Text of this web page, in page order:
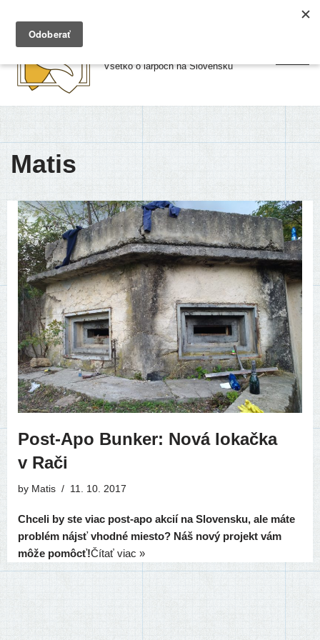
Preskočiť
Všetko o larpoch na Slovensku
Matis
Post-Apo Bunker: Nová lokačka
v Rači
by Matis 11. 10. 2017
Chceli by ste viac post-apo akcií na Slovensku, ale máte
prob­lém nájsť vhod­né mies­to? Náš nový pro­jekt vám
môže pomôcť!Čítať viac »